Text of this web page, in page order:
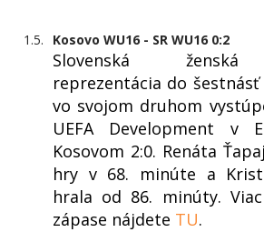
1.5. Kosovo WU16 - SR WU16 0:2
Slovenská
reprezentácia do
vo svojom druhom
UEFA Development v
Kosovom 2:0. Renáta
hry v 68. minúte a
hrala od 86. minúty.
zápase nájdete TU.